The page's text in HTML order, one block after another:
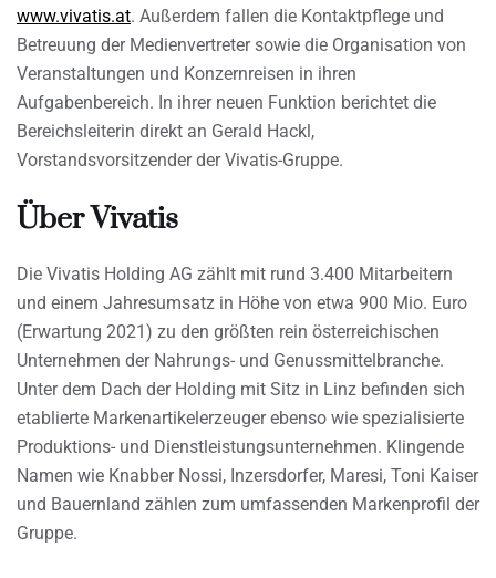
www.vivatis.at. Außerdem fallen die Kontaktpflege und
Betreuung der Medienvertreter sowie die Organisation von
Veranstaltungen und Konzernreisen in ihren
Aufgabenbereich. In ihrer neuen Funktion berichtet die
Bereichsleiterin direkt an Gerald Hackl,
Vorstandsvorsitzender der Vivatis-Gruppe.
Über Vivatis
Die Vivatis Holding AG zählt mit rund 3.400 Mitarbeitern
und einem Jahresumsatz in Höhe von etwa 900 Mio. Euro
(Erwartung 2021) zu den größten rein österreichischen
Unternehmen der Nahrungs- und Genussmittelbranche.
Unter dem Dach der Holding mit Sitz in Linz befinden sich
etablierte Markenartikelerzeuger ebenso wie spezialisierte
Produktions- und Dienstleistungsunternehmen. Klingende
Namen wie Knabber Nossi, Inzersdorfer, Maresi, Toni Kaiser
und Bauernland zählen zum umfassenden Markenprofil der
Gruppe.